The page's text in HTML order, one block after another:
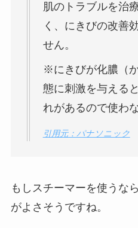
肌のトラブルを治
く、にきびの改善
せん。
※にきびが化膿（
態に刺激を与える
れがあるので使わ
引用元：パナソニック
もしスチーマーを使うな
がよさそうですね。